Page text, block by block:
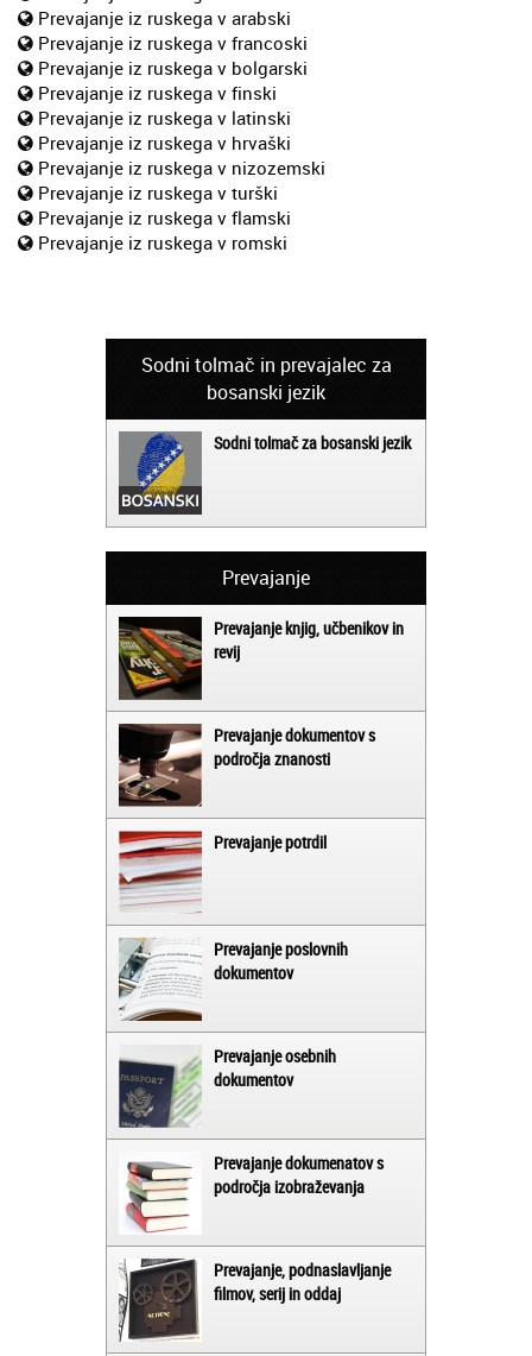
Prevajanje iz ruskega v arabski
Prevajanje iz ruskega v francoski
Prevajanje iz ruskega v bolgarski
Prevajanje iz ruskega v finski
Prevajanje iz ruskega v latinski
Prevajanje iz ruskega v hrvaški
Prevajanje iz ruskega v nizozemski
Prevajanje iz ruskega v turški
Prevajanje iz ruskega v flamski
Prevajanje iz ruskega v romski
Sodni tolmač in prevajalec za
bosanski jezik
Sodni tolmač za bosanski jezik
Prevajanje
Prevajanje knjig, učbenikov in
revij
Prevajanje dokumentov s
področja znanosti
Prevajanje potrdil
Prevajanje poslovnih
dokumentov
Prevajanje osebnih
dokumentov
Prevajanje dokumenatov s
področja izobraževanja
Prevajanje, podnaslavljanje
filmov, serij in oddaj